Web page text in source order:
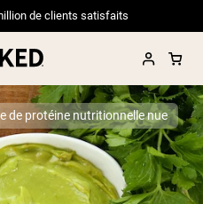
de clients satisfaits
de protéine nutritionnelle nue